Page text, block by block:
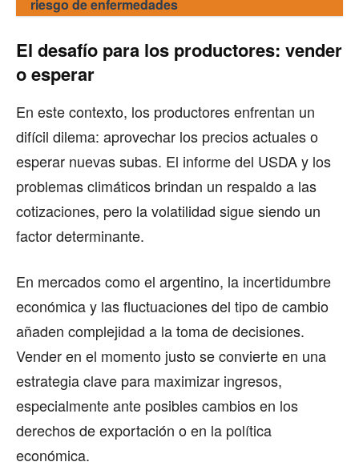
riesgo de enfermedades
El desafío para los productores: vender
o esperar
En este contexto, los productores enfrentan un
difícil dilema: aprovechar los precios actuales o
esperar nuevas subas. El informe del USDA y los
problemas climáticos brindan un respaldo a las
cotizaciones, pero la volatilidad sigue siendo un
factor determinante.
En mercados como el argentino, la incertidumbre
económica y las fluctuaciones del tipo de cambio
añaden complejidad a la toma de decisiones.
Vender en el momento justo se convierte en una
estrategia clave para maximizar ingresos,
especialmente ante posibles cambios en los
derechos de exportación o en la política
económica.